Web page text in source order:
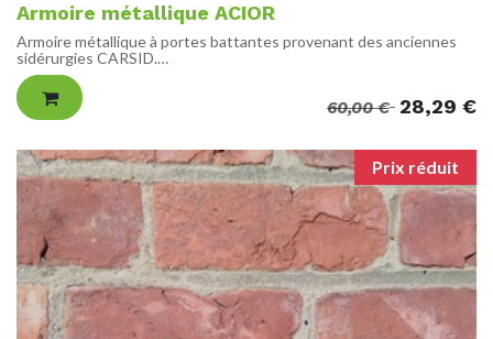
Armoire métallique ACIOR
Armoire métallique à portes battantes provenant des anciennes
sidérurgies CARSID.
Vendue sans clés.
DIMENSIONS
H195 L92 P42 cm
ETAT
Bon état de fonctionnement, construction solide à l'ancienne,
traces d'usures assez visibles. Présences d'équerres boulonnées
sur la face avant pour une fermeture avec un cadenas.
POIDS
81 kg
60,00€ 28,29 €
Prix réduit